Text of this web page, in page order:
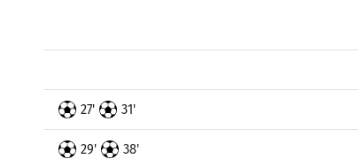
27' 31'
29' 38'